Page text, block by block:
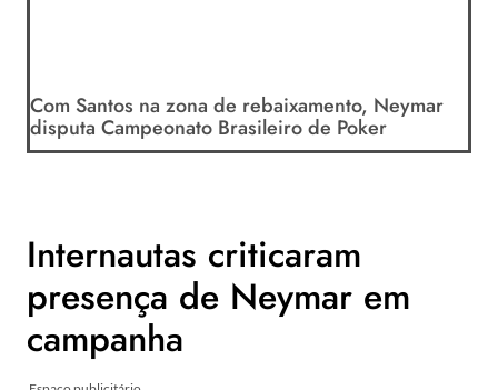
Com Santos na zona de rebaixamento, Neymar
disputa Campeonato Brasileiro de Poker
Internautas criticaram
presença de Neymar em
campanha